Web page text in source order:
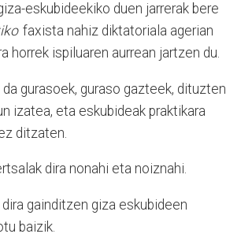
eskubideekiko duen jarrerak bere
faxista nahiz diktatoriala agerian
horrek ispiluaren aurrean jartzen du.
gurasoek, guraso gazteek, dituzten
izatea, eta eskubideak praktikara
ditzaten.
dira nonahi eta noiznahi.
gainditzen giza eskubideen
baizik.